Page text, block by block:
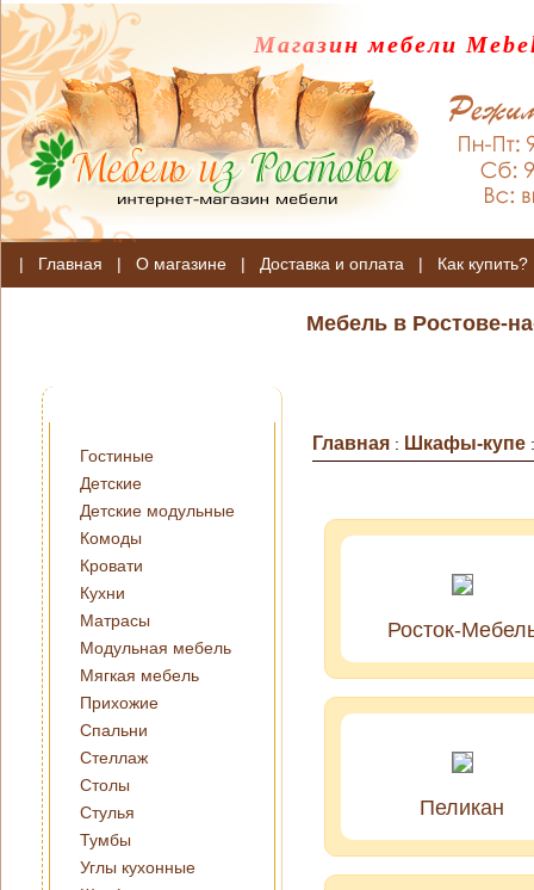
Магазин мебели
| Главная | О магазине | Доставка и оплата | Как купить?
Мебель в Ростове-
Гостиные
Детские
Детские модульные
Комоды
Кровати
Кухни
Матрасы
Модульная мебель
Мягкая мебель
Прихожие
Спальни
Стеллаж
Столы
Стулья
Тумбы
Углы кухонные
Главная : Шкафы-купе :
Росток-
Пеликан